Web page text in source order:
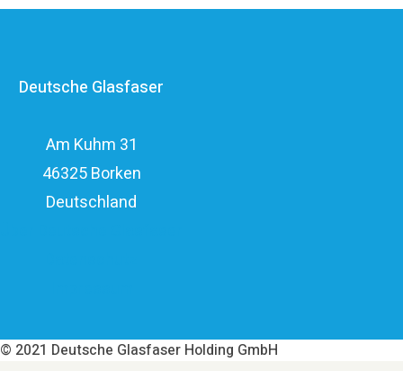
elf Milliarden Euro.
Deutsche Glasfaser
Am Kuhm 31
46325 Borken
Deutschland